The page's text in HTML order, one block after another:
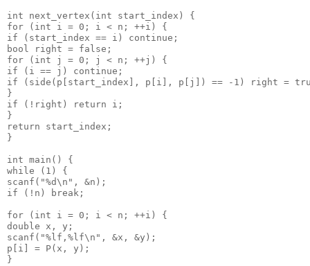
int next_vertex( int start_index) {
for ( int i = 0 ; i < n; ++i) {
if (start_index == i) continue ;
bool right = false ;
for ( int j = 0 ; j < n; ++j) {
if (i == j) continue ;
if (side(p[start_index], p[i], p[j]) == - 1 ) right =
}
if (!right) return i;
}
return start_index;
}
int main() {
while ( 1 ) {
scanf( "%d\n " , &n);
if (!n) break ;
for ( int i = 0 ; i < n; ++i) {
double x, y;
scanf( "%lf , %lf\n " , &x, &y);
p[i] = P(x, y);
}